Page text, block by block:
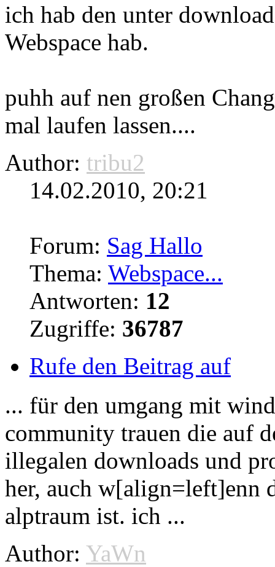
ich hab den unter
Webspace hab.
puhh auf nen großen
mal laufen lassen....
Author: tribu2
14.02.2010, 20:21
Forum: Sag Hallo
Thema: Webspace...
Antworten: 12
Zugriffe: 36787
Rufe den Beitrag auf
... für den umgang mit
community trauen die auf
illegalen downloads und
her, auch w[align=left]enn
alptraum ist. ich ...
Author: YaWn